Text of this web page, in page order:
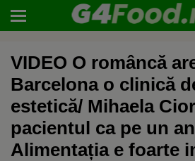
VIDEO O româncă
Barcelona o clinică
estetică/ Mihaela
pacientul ca pe un
Alimentația e foarte